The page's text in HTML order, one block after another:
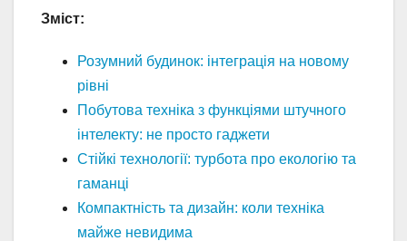
Зміст:
Розумний будинок: інтеграція на новому
рівні
Побутова техніка з функціями штучного
інтелекту: не просто гаджети
Стійкі технології: турбота про екологію та
гаманці
Компактність та дизайн: коли техніка
майже невидима